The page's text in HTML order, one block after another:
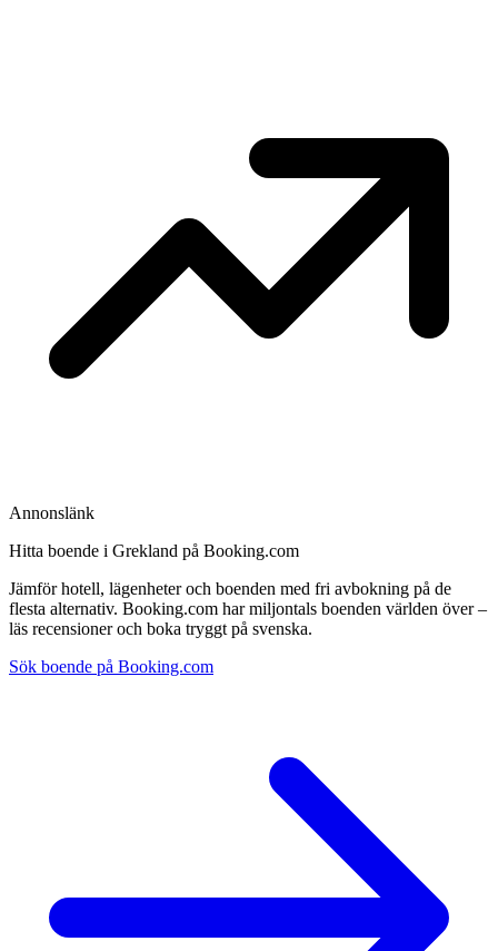
Annonslänk
Hitta boende i Grekland på Booking.com
Jämför hotell, lägenheter och boenden med fri avbokning på de
flesta alternativ. Booking.com har miljontals boenden världen över –
läs recensioner och boka tryggt på svenska.
Sök boende på Booking.com